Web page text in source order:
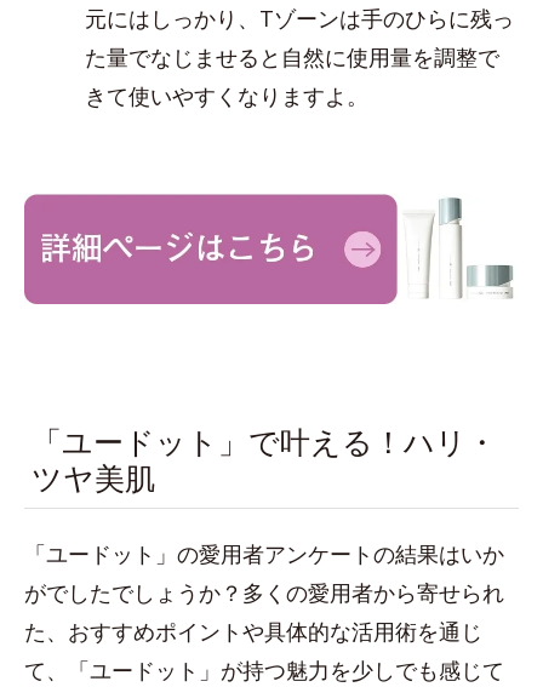
元にはしっかり、Tゾーンは手のひらに残っ
た量でなじませると自然に使用量を調整で
きて使いやすくなりますよ。
「ユードット」で叶える！ハリ・
ツヤ美肌
「ユードット」の愛用者アンケートの結果はいか
がでしたでしょうか？多くの愛用者から寄せられ
た、おすすめポイントや具体的な活用術を通じ
て、「ユードット」が持つ魅力を少しでも感じて